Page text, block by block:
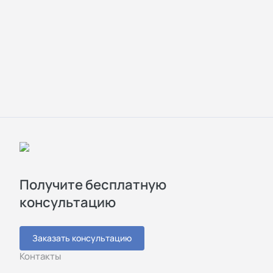
Получите бесплатную
консультацию
Заказать консультацию
Контакты